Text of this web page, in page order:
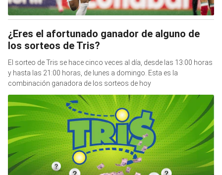
¿Eres el afortunado ganador de alguno de
los sorteos de Tris?
El sorteo de Tris se hace cinco veces al día, desde las 13:00 horas
y hasta las 21:00 horas, de lunes a domingo. Esta es la
combinación ganadora de los sorteos de hoy